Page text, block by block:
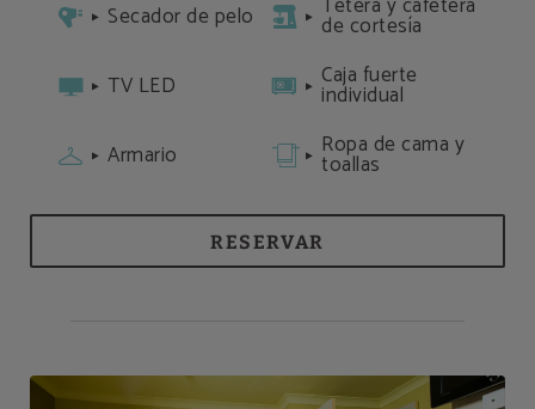
Secador de pelo
de cortesía
TV LED
Caja fuerte
individual
Armario
Ropa de cama y
toallas
RESERVAR